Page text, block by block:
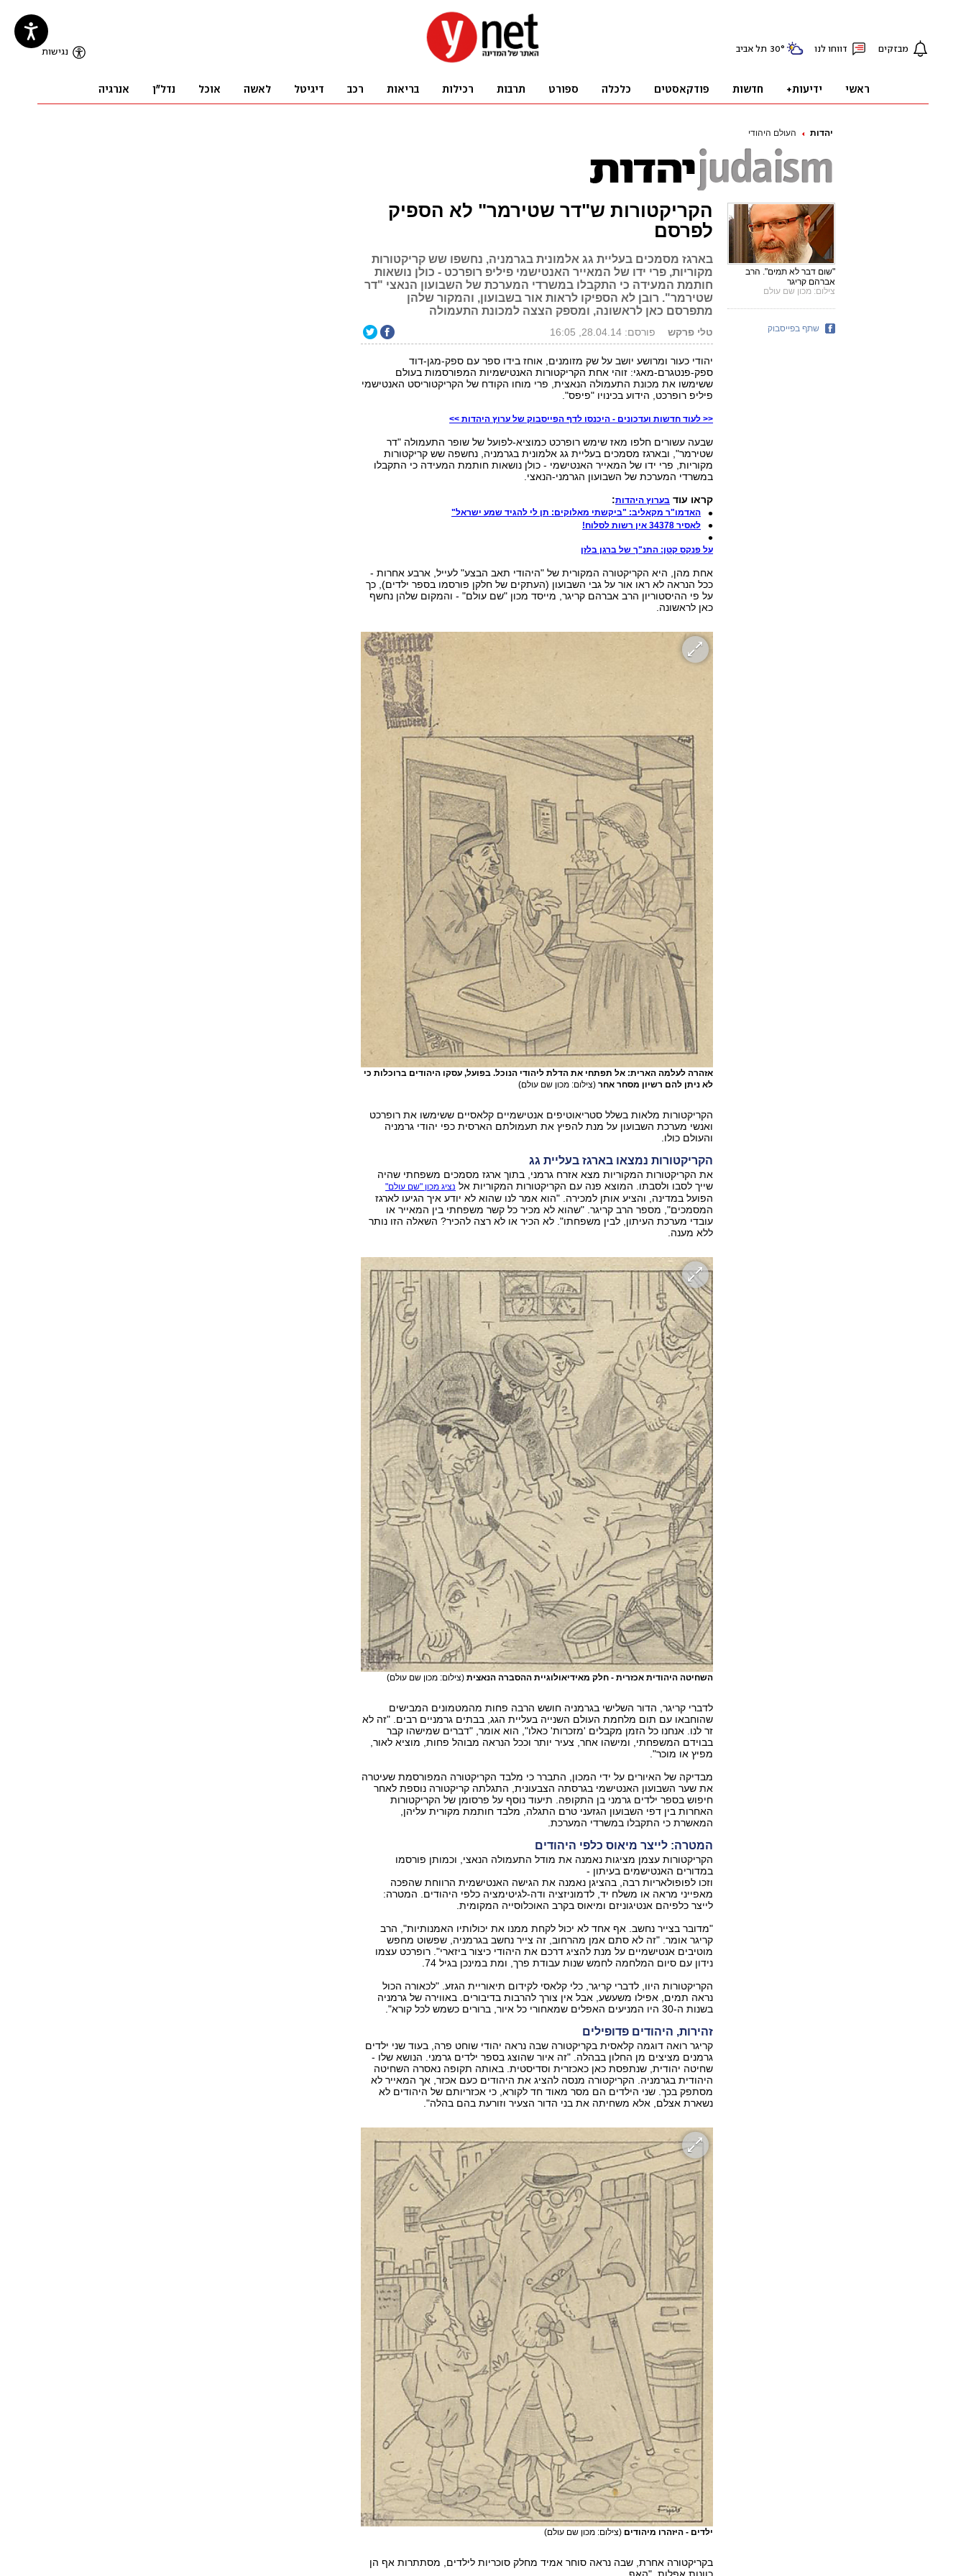
יהדות העולם היהודי
הקריקטורות ש"דר שטירמר" לא הספיק
לפרסם
בארגז מסמכים בעליית גג אלמונית בגרמניה, נחשפו שש קריקטורות
מקוריות, פרי ידו של המאייר האנטישמי פיליפ רופרכט - כולן נושאות
חותמת המעידה כי התקבלו במשרדי המערכת של השבועון הנאצי "דר
שטירמר". רובן לא הספיקו לראות אור בשבועון, והמקור שלהן
מתפרסם כאן לראשונה, ומספק הצצה למכונת התעמולה
טלי פרקש פורסם: 28.04.14, 16:05
יהודי כעור ומרושע יושב על שק מזומנים, אוחז בידו ספר עם ספק-מגן-דוד
ספק-פנטגרם-מאגי: זוהי אחת הקריקטורות האנטישמיות המפורסמות בעולם
ששימשו את מכונת התעמולה הנאצית, פרי מוחו הקודח של הקריקטוריסט האנטישמי
פיליפ רופרכט, הידוע בכינויו "פיפס".
<< לעוד חדשות ועדכונים - היכנסו לדף הפייסבוק של ערוץ היהדות >>
שבעה עשורים חלפו מאז שימש רופרכט כמוציא-לפועל של שופר התעמולה "דר
שטירמר", ובארגז מסמכים בעליית גג אלמונית בגרמניה, נחשפה שש קריקטורות
מקוריות, פרי ידו של המאייר האנטישמי - כולן נושאות חותמת המעידה כי התקבלו
במשרדי המערכת של השבועון הגרמני-הנאצי.
קראו עוד בערוץ היהדות:
האדמו"ר מקאליב: "ביקשתי מאלוקים: תן לי להגיד שמע ישראל"
לאסיר 34378 אין רשות לסלוח!
על פנקס קטן: התנ"ך של ברגן בלזן
אחת מהן, היא הקריקטורה המקורית של "היהודי תאב הבצע" לעייל, ארבע אחרות -
ככל הנראה לא ראו אור על גבי השבועון (העתקים של חלקן פורסמו בספר ילדים), כך
על פי ההיסטוריון הרב אברהם קריגר, מייסד מכון "שם עולם" - והמקום שלהן נחשף
כאן לראשונה.
אזהרה לעלמה הארית: אל תפתחי את הדלת ליהודי הנוכל. בפועל, עסקו היהודים ברוכלות כי
לא ניתן להם רשיון מסחר אחר (צילום: מכון שם עולם)
הקריקטורות מלאות בשלל סטריאוטיפים אנטישמיים קלאסיים ששימשו את רופרכט
ואנשי מערכת השבועון על מנת להפיץ את תעמולתם הארסית כפי יהודי גרמניה
והעולם כולו.
הקריקטורות נמצאו בארגז בעליית גג
את הקריקטורות המקוריות מצא אזרח גרמני, בתוך ארגז מסמכים משפחתי שהיה
שייך לסבו ולסבתו. המוצא פנה עם הקריקטורות המקוריות אל נציג מכון "שם עולם"
הפועל במדינה, והציע אותן למכירה. "הוא אמר לנו שהוא לא יודע איך הגיעו לארגז
המסמכים", מספר הרב קריגר. "שהוא לא מכיר כל קשר משפחתי בין המאייר או
עובדי מערכת העיתון, לבין משפחתו". לא הכיר או לא רצה להכיר? השאלה הזו נותר
ללא מענה.
השחיטה היהודית אכזרית - חלק מאידיאולוגיית ההסברה הנאצית (צילום: מכון שם עולם)
לדברי קריגר, הדור השלישי בגרמניה חושש הרבה פחות מהמטמונים המבישים
שהוחבאו עם תום מלחמת העולם השנייה בעליית הגג, בבתים גרמניים רבים. "זה לא
זר לנו. אנחנו כל הזמן מקבלים 'מזכרות' כאלו", הוא אומר, "דברים שמישהו קבר
בבוידם המשפחתי, ומישהו אחר, צעיר יותר וככל הנראה מבוהל פחות, מוציא לאור,
מפיץ או מוכר".
מבדיקה של האיורים על ידי המכון, התברר כי מלבד הקריקטורה המפורסמת שעיטרה
את שער השבועון האנטישמי בגרסתה הצבעונית, התגלתה קריקטורה נוספת לאחר
חיפוש בספר ילדים גרמני בן התקופה. תיעוד נוסף על פרסומן של הקריקטורות
האחרות בין דפי השבועון הגזעני טרם התגלה, מלבד חותמת מקורית עליהן,
המאשרת כי התקבלו במשרדי המערכת.
המטרה: לייצר מיאוס כלפי היהודים
הקריקטורות עצמן מציגות נאמנה את מודל התעמולה הנאצי, וכמותן פורסמו
במדורים האנטישמים בעיתון -
וזכו לפופולאריות רבה, בהציגן נאמנה את הגישה האנטישמית הרווחת שהפכה
מאפייני מראה או משלח יד, לדמוניזציה ודה-לגיטימציה כלפי היהודים. המטרה:
לייצר כלפיהם אנטיגוניזם ומיאוס בקרב האוכלוסייה המקומית.
"מדובר בצייר נחשב. אף אחד לא יכול לקחת ממנו את יכולותיו האמנותיות", הרב
קריגר אומר. "זה לא סתם אמן מהרחוב, זה צייר נחשב בגרמניה, שפשוט מחפש
מוטיבים אנטישמיים על מנת להציג דרכם את היהודי כיצור ביזארי". רופרכט עצמו
נידון עם סיום המלחמה לחמש שנות עבודת פרך, ומת במינכן בגיל 74.
הקריקטורות היוו, לדברי קריגר, כלי קלאסי לקידום תיאוריית הגזע. "לכאורה הכול
נראה תמים, אפילו משעשע, אבל אין צורך להרבות בדיבורים. באווירה של גרמניה
בשנות ה-30 היו המניעים האפלים שמאחורי כל איור, ברורים כשמש לכל קורא".
זהירות, היהודים פדופילים
קריגר רואה דוגמה קלאסית בקריקטורה שבה נראה יהודי שוחט פרה, בעוד שני ילדים
גרמנים מציצים מן החלון בבהלה. "זה איור שהוצג בספר ילדים גרמני. הנושא שלו -
שחיטה יהודית, שנתפסת כאן כאכזרית וסדיסטית. באותה תקופה נאסרה השחיטה
היהודית בגרמניה. הקריקטורה מנסה להציג את היהודים כעם אכזר, אך המאייר לא
מסתפק בכך. שני הילדים הם מסר מאוד חד לקורא, כי אכזריותם של היהודים לא
נשארת אצלם, אלא משחיתה את בני הדור הצעיר וזורעת בהם בהלה".
ילדים - היזהרו מיהודים (צילום: מכון שם עולם)
בקריקטורה אחרת, שבה נראה סוחר אמיד מחלק סוכריות לילדים, מסתתרות אף הן
"שום דבר לא תמים". הרב
אברהם קריגר
צילום: מכון שם עולם
שתף בפייסבוק